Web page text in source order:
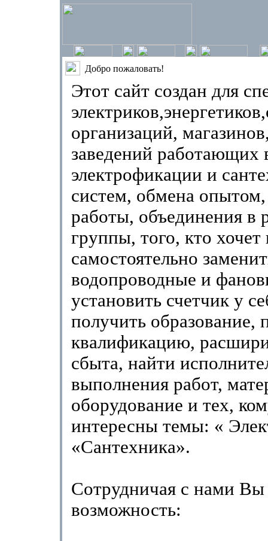
Добро пожаловать!
Этот сайт создан для
организаций,
заведений работающих
электрофикации и
систем, обмена
работы, объединения в
группы, того, кто хочет
самостоятельно
водопроводные и
установить счетчик у
получить образование,
квалификацию,
сбыта, найти
выполнения работ,
оборудование и тех,
интересны темы: «
«Сантехника».
Сотрудничая с нами Вы
возможность: